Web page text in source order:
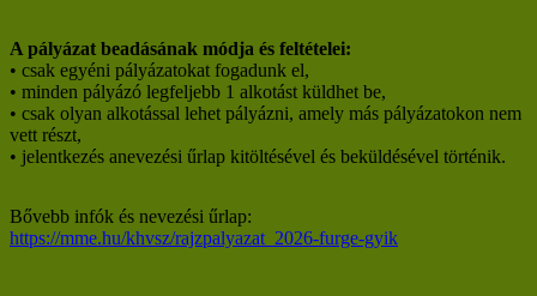
A pályázat beadásának módja és feltételei:
• csak egyéni pályázatokat fogadunk el,
• minden pályázó legfeljebb 1 alkotást küldhet be,
• csak olyan alkotással lehet pályázni, amely más pályázatokon nem
vett részt,
• jelentkezés anevezési űrlap kitöltésével és beküldésével történik.
Bővebb infók és nevezési űrlap:
https://mme.hu/khvsz/rajzpalyazat_2026-furge-gyik